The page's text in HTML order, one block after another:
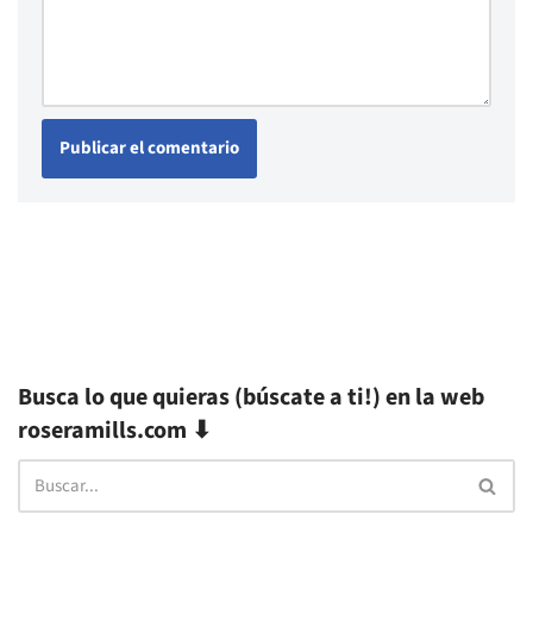
Busca lo que quieras (búscate a ti!) en la web
roseramills.com ⬇